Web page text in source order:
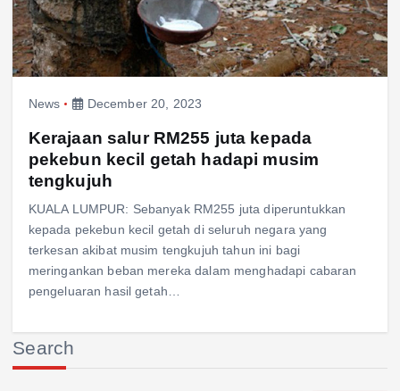
News December 20, 2023
Kerajaan salur RM255 juta kepada
pekebun kecil getah hadapi musim
tengkujuh
KUALA LUMPUR: Sebanyak RM255 juta diperuntukkan
kepada pekebun kecil getah di seluruh negara yang
terkesan akibat musim tengkujuh tahun ini bagi
meringankan beban mereka dalam menghadapi cabaran
pengeluaran hasil getah…
Search